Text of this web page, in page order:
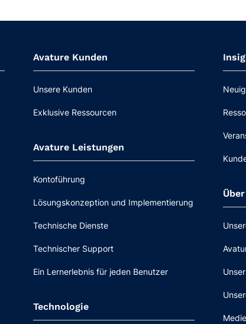
Avature Kunden
Unsere Kunden
Exklusive Ressourcen
Avature Leistungen
Kontoführung
Lösungskonzeption und Implementierung
Technische Dienste
Technischer Support
Ein Lernerlebnis für jeden Benutzer
Technologie
Über